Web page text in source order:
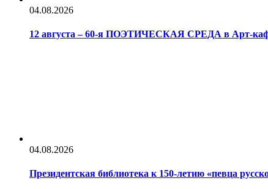
04.08.2026
12 августа – 60-я ПОЭТИЧЕСКАЯ СРЕДА в Арт-
04.08.2026
Президентская библиотека к 150-летию «певца